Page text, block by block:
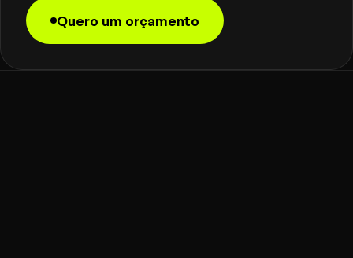
Quero um orçamento